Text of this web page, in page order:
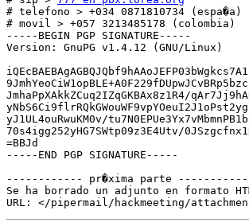
# telefono > +034 0871810734 (espa�a)
# movil > +057 3213485178 (colombia)
-----BEGIN PGP SIGNATURE-----
Version: GnuPG v1.4.12 (GNU/Linux)
JmhaPpXAkkZCuq2IZqGKBAx8z1R4/
yJ1UL4ouRwuKM0v/
70s4igg252yHG7SWtp09z3E4Utv/
=BBJd
-----END PGP SIGNATURE-----
------------ pr�xima parte
Se ha borrado un adjunto en formato